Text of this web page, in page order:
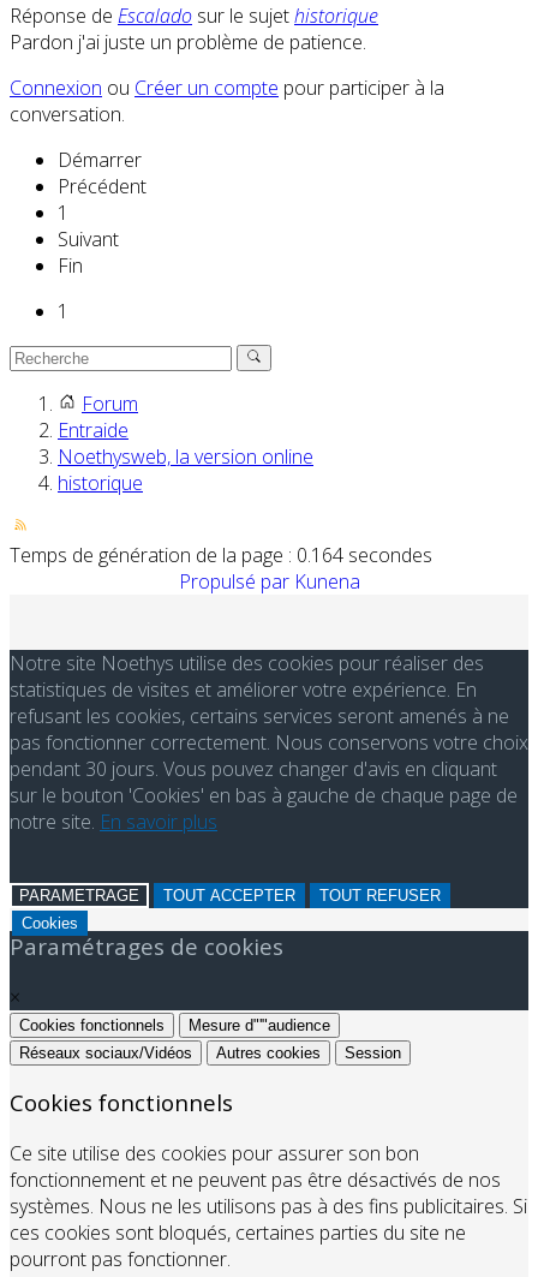
Réponse de Escalado sur le sujethistorique
Pardon j'ai juste un problème de patience.
Connexion ou Créer un compte pour participer à la
conversation.
Démarrer
Précédent
1
Suivant
Fin
1
Forum
Entraide
Noethysweb, la version online
historique
Temps de génération de la page : 0.164 secondes
Propulsé par Kunena
Notre site Noethys utilise des cookies pour réaliser des
statistiques de visites et améliorer votre expérience. En
refusant les cookies, certains services seront amenés à ne
pas fonctionner correctement. Nous conservons votre choix
pendant 30 jours. Vous pouvez changer d'avis en cliquant
sur le bouton 'Cookies' en bas à gauche de chaque page de
notre site. En savoir plus
PARAMETRAGE TOUT ACCEPTER
TOUT REFUSER
Cookies
Paramétrages de cookies
×
Cookies fonctionnels
Mesure d"'"audience
Réseaux sociaux/Vidéos
Autres cookies Session
Cookies fonctionnels
Ce site utilise des cookies pour assurer son bon
fonctionnement et ne peuvent pas être désactivés de nos
systèmes. Nous ne les utilisons pas à des fins publicitaires. Si
ces cookies sont bloqués, certaines parties du site ne
pourront pas fonctionner.